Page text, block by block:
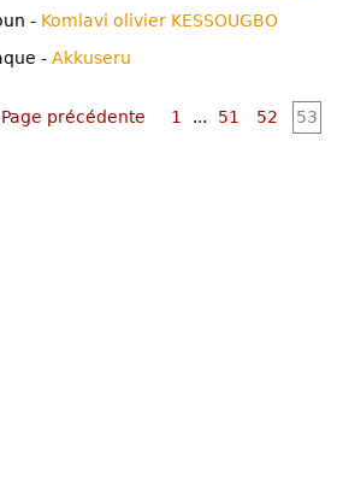
- Komlavi olivier KESSOUGBO
- Akkuseru
Page précédente 1 ... 51 52 53